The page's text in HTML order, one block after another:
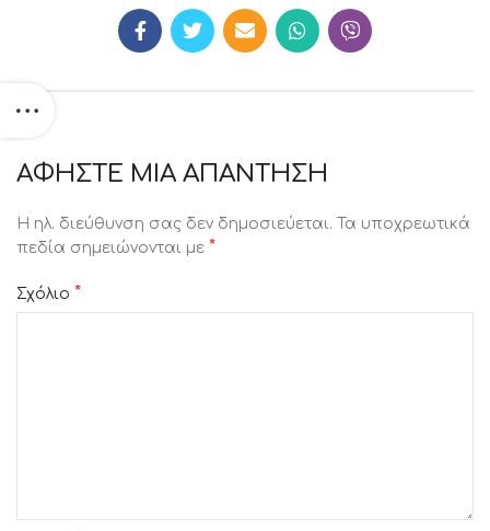
ΑΦΉΣΤΕ ΜΙΑ ΑΠΆΝΤΗΣΗ
Η ηλ. διεύθυνση σας δεν δημοσιεύεται.
Τα υποχρεωτικά
πεδία σημειώνονται με *
Σχόλιο *